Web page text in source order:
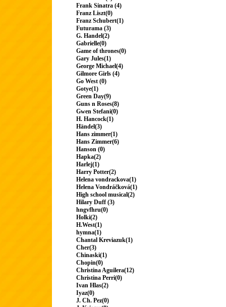
Frank Sinatra (4)
Franz Liszt(0)
Franz Schubert(1)
Futurama (3)
G. Handel(2)
Gabrielle(0)
Game of thrones(0)
Gary Jules(1)
George Michael(4)
Gilmore Girls (4)
Go West (0)
Gotye(1)
Green Day(9)
Guns n Roses(8)
Gwen Stefani(0)
H. Hancock(1)
Händel(3)
Hans zimmer(1)
Hans Zimmer(6)
Hanson (0)
Hapka(2)
Harlej(1)
Harry Potter(2)
Helena vondrackova(1)
Helena Vondráčková(1)
High school musical(2)
Hilary Duff (3)
hngvfhru(0)
Holki(2)
H.West(1)
hymna(1)
Chantal Kreviazuk(1)
Cher(3)
Chinaski(1)
Chopin(0)
Christina Aguilera(12)
Christina Perri(0)
Ivan Hlas(2)
Iyaz(0)
J. Ch. Pez(0)